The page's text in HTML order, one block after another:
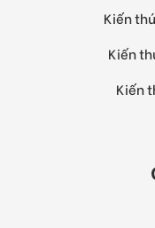
Kiến
Kiến
Kiến